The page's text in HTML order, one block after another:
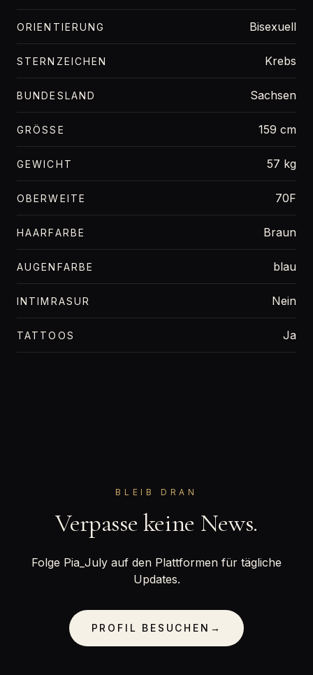
ORIENTIERUNG Bisexuell
STERNZEICHEN Krebs
BUNDESLAND Sachsen
GRÖSSE 159 cm
GEWICHT 57 kg
OBERWEITE 70F
HAARFARBE Braun
AUGENFARBE blau
INTIMRASUR Nein
TATTOOS Ja
BLEIB DRAN
Verpasse keine News.
Folge Pia_July auf den Plattformen für tägliche
Updates.
PROFIL BESUCHEN →